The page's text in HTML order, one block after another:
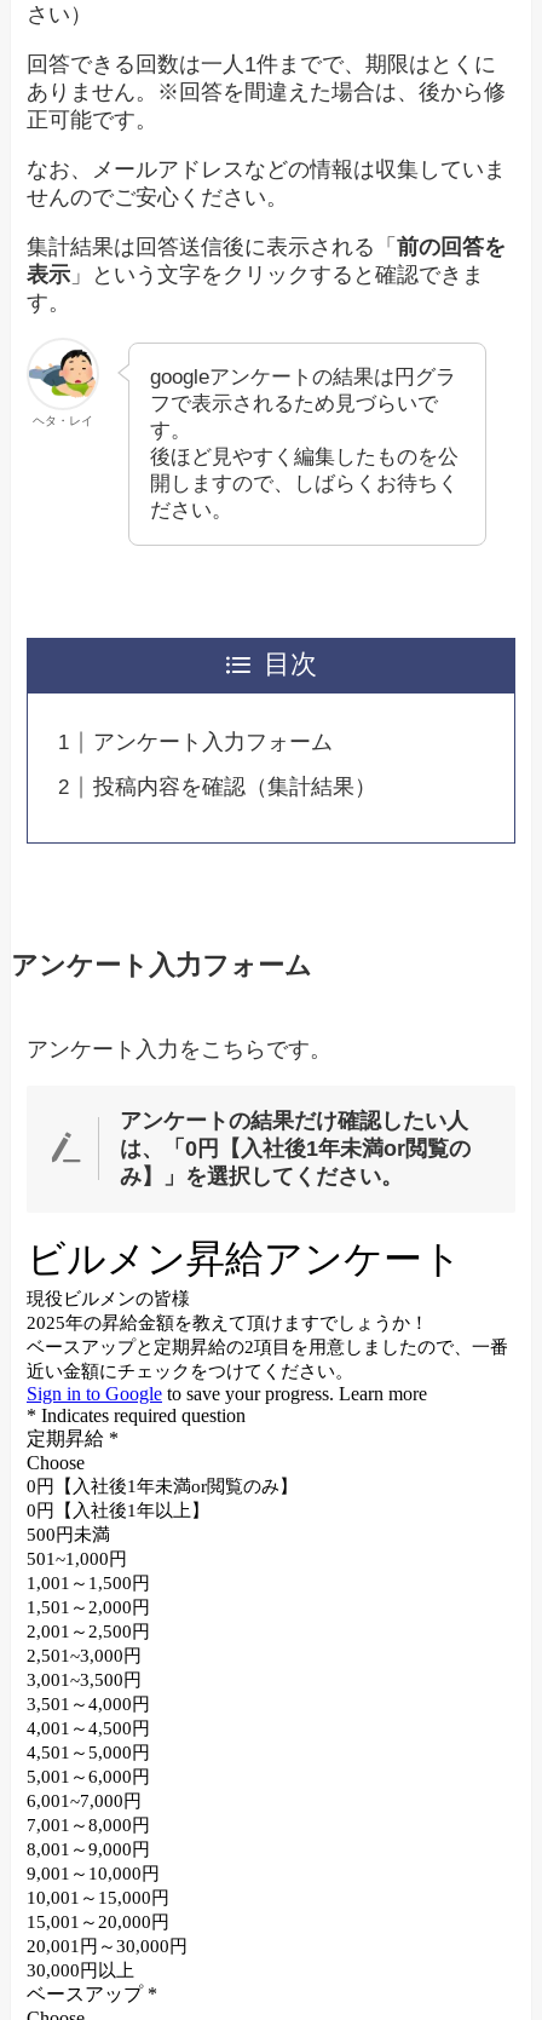
さい）
回答できる回数は一人1件までで、期限はとくに
ありません。※回答を間違えた場合は、後から修
正可能です。
なお、メールアドレスなどの情報は収集していま
せんのでご安心ください。
集計結果は回答送信後に表示される「前の回答を
表示 」という文字をクリックすると確認できま
す。
ヘタ・レイ
googleアンケートの結果は円グラ
フで表示されるため見づらいで
す。
後ほど見やすく編集したものを公
開しますので、しばらくお待ちく
ださい。
目次
アンケート入力フォーム
投稿内容を確認（集計結果）
アンケート入力フォーム
アンケート入力をこちらです。
アンケートの結果だけ確認したい人
は、「0円【入社後1年未満or閲覧の
み】」を選択してください。